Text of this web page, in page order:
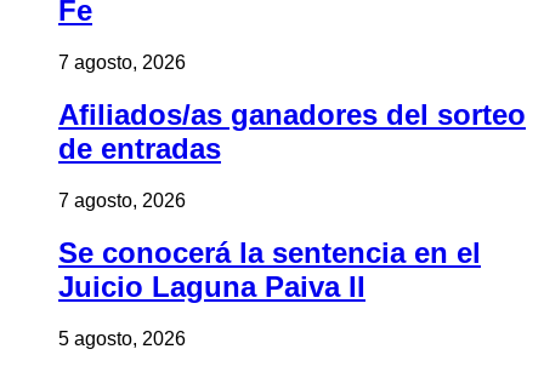
Fe
7 agosto, 2026
Afiliados/as ganadores del sorteo
de entradas
7 agosto, 2026
Se conocerá la sentencia en el
Juicio Laguna Paiva II
5 agosto, 2026